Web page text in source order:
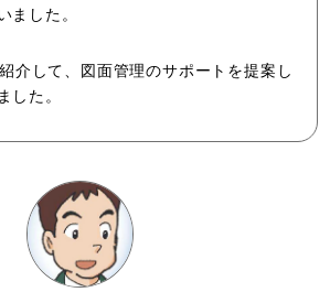
ました。
介して、図面管理のサポートを提案し
した。